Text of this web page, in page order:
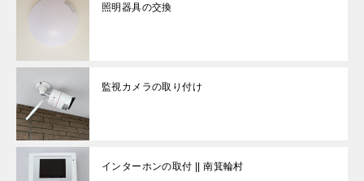
照明器具の交換
監視カメラの取り付け
インターホンの取付 || 南箕輪村